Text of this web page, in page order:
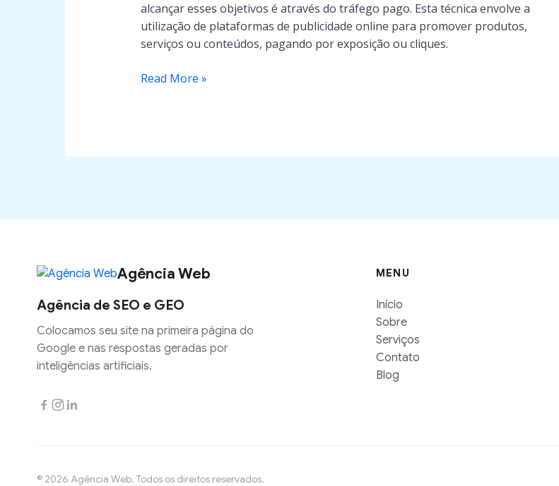
alcançar esses objetivos é através do tráfego pago. Esta técnica envolve a
utilização de plataformas de publicidade online para promover produtos,
serviços ou conteúdos, pagando por exposição ou cliques.
Read More »
Agência Web
Agência de SEO e GEO
Colocamos seu site na primeira página do
Google e nas respostas geradas por
inteligências artificiais.
MENU
Início
Sobre
Serviços
Contato
Blog
© 2026 Agência Web. Todos os direitos reservados.